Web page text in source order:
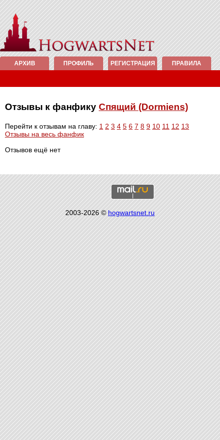
АРХИВ ПРОФИЛЬ РЕГИСТРАЦИЯ ПРАВИЛА
Отзывы к фанфику Спящий (Dormiens)
Перейти к отзывам на главу: 1 2 3 4 5 6 7 8 9 10 11 12 13
Отзывы на весь фанфик
Отзывов ещё нет
2003-2026 ©hogwartsnet.ru